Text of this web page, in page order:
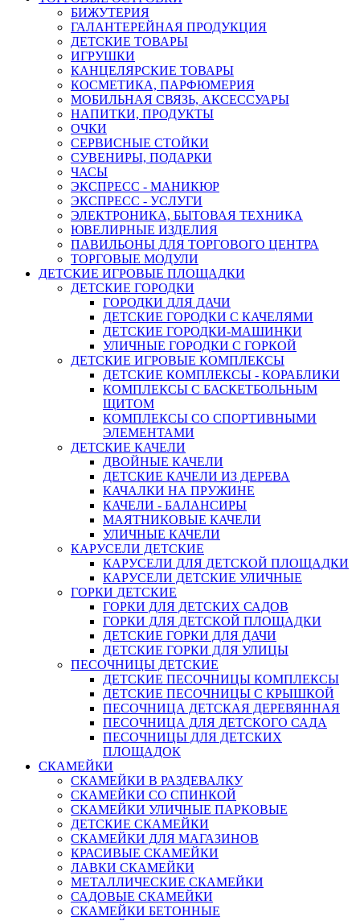
БИЖУТЕРИЯ
ГАЛАНТЕРЕЙНАЯ ПРОДУКЦИЯ
ДЕТСКИЕ ТОВАРЫ
ИГРУШКИ
КАНЦЕЛЯРСКИЕ ТОВАРЫ
КОСМЕТИКА, ПАРФЮМЕРИЯ
МОБИЛЬНАЯ СВЯЗЬ, АКСЕССУАРЫ
НАПИТКИ, ПРОДУКТЫ
ОЧКИ
СЕРВИСНЫЕ СТОЙКИ
СУВЕНИРЫ, ПОДАРКИ
ЧАСЫ
ЭКСПРЕСС - МАНИКЮР
ЭКСПРЕСС - УСЛУГИ
ЭЛЕКТРОНИКА, БЫТОВАЯ ТЕХНИКА
ЮВЕЛИРНЫЕ ИЗДЕЛИЯ
ПАВИЛЬОНЫ ДЛЯ ТОРГОВОГО ЦЕНТРА
ТОРГОВЫЕ МОДУЛИ
ДЕТСКИЕ ИГРОВЫЕ ПЛОЩАДКИ
ДЕТСКИЕ ГОРОДКИ
ГОРОДКИ ДЛЯ ДАЧИ
ДЕТСКИЕ ГОРОДКИ С КАЧЕЛЯМИ
ДЕТСКИЕ ГОРОДКИ-МАШИНКИ
УЛИЧНЫЕ ГОРОДКИ С ГОРКОЙ
ДЕТСКИЕ ИГРОВЫЕ КОМПЛЕКСЫ
ДЕТСКИЕ КОМПЛЕКСЫ - КОРАБЛИКИ
КОМПЛЕКСЫ С БАСКЕТБОЛЬНЫМ
ЩИТОМ
КОМПЛЕКСЫ СО СПОРТИВНЫМИ
ЭЛЕМЕНТАМИ
ДЕТСКИЕ КАЧЕЛИ
ДВОЙНЫЕ КАЧЕЛИ
ДЕТСКИЕ КАЧЕЛИ ИЗ ДЕРЕВА
КАЧАЛКИ НА ПРУЖИНЕ
КАЧЕЛИ - БАЛАНСИРЫ
МАЯТНИКОВЫЕ КАЧЕЛИ
УЛИЧНЫЕ КАЧЕЛИ
КАРУСЕЛИ ДЕТСКИЕ
КАРУСЕЛИ ДЛЯ ДЕТСКОЙ ПЛОЩАДКИ
КАРУСЕЛИ ДЕТСКИЕ УЛИЧНЫЕ
ГОРКИ ДЕТСКИЕ
ГОРКИ ДЛЯ ДЕТСКИХ САДОВ
ГОРКИ ДЛЯ ДЕТСКОЙ ПЛОЩАДКИ
ДЕТСКИЕ ГОРКИ ДЛЯ ДАЧИ
ДЕТСКИЕ ГОРКИ ДЛЯ УЛИЦЫ
ПЕСОЧНИЦЫ ДЕТСКИЕ
ДЕТСКИЕ ПЕСОЧНИЦЫ КОМПЛЕКСЫ
ДЕТСКИЕ ПЕСОЧНИЦЫ С КРЫШКОЙ
ПЕСОЧНИЦА ДЕТСКАЯ ДЕРЕВЯННАЯ
ПЕСОЧНИЦА ДЛЯ ДЕТСКОГО САДА
ПЕСОЧНИЦЫ ДЛЯ ДЕТСКИХ
ПЛОЩАДОК
СКАМЕЙКИ
СКАМЕЙКИ В РАЗДЕВАЛКУ
СКАМЕЙКИ СО СПИНКОЙ
СКАМЕЙКИ УЛИЧНЫЕ ПАРКОВЫЕ
ДЕТСКИЕ СКАМЕЙКИ
СКАМЕЙКИ ДЛЯ МАГАЗИНОВ
КРАСИВЫЕ СКАМЕЙКИ
ЛАВКИ СКАМЕЙКИ
МЕТАЛЛИЧЕСКИЕ СКАМЕЙКИ
САДОВЫЕ СКАМЕЙКИ
СКАМЕЙКИ БЕТОННЫЕ